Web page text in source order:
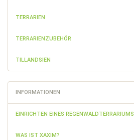
TERRARIEN
TERRARIENZUBEHÖR
TILLANDSIEN
INFORMATIONEN
EINRICHTEN EINES REGENWALDTERRARIUMS
WAS IST XAXIM?